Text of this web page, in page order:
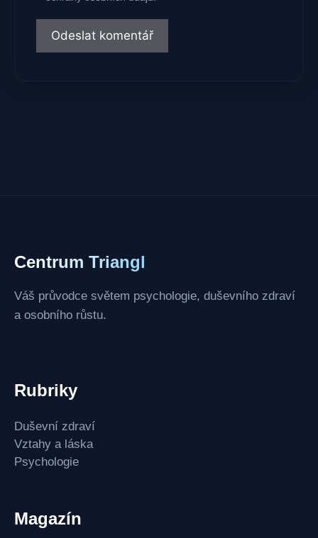
Centrum Triangl
Váš průvodce světem psychologie, duševního zdraví
a osobního růstu.
Rubriky
Duševní zdraví
Vztahy a láska
Psychologie
Magazín